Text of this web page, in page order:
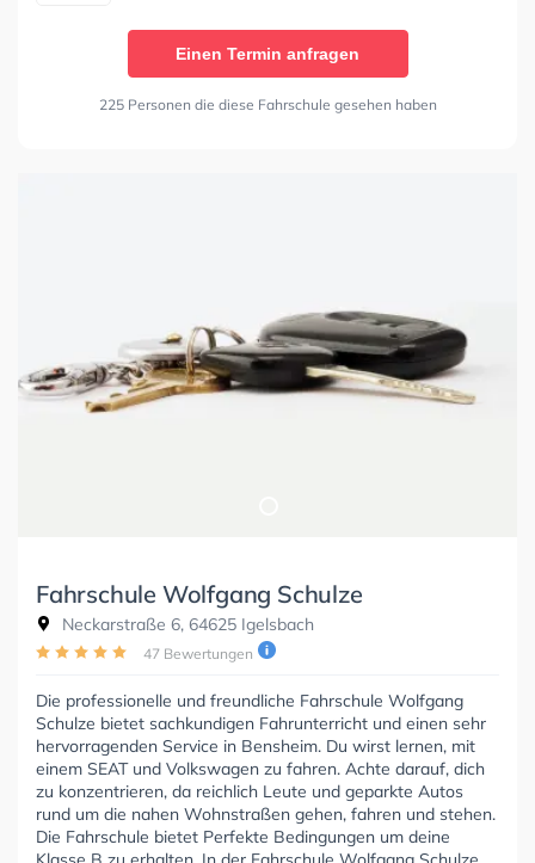
Einen Termin anfragen
225 Personen die diese Fahrschule gesehen haben
Fahrschule Wolfgang Schulze
Neckarstraße 6, 64625 Igelsbach
47 Bewertungen
Die professionelle und freundliche Fahrschule Wolfgang
Schulze bietet sachkundigen Fahrunterricht und einen sehr
hervorragenden Service in Bensheim. Du wirst lernen, mit
einem SEAT und Volkswagen zu fahren. Achte darauf, dich
zu konzentrieren, da reichlich Leute und geparkte Autos
rund um die nahen Wohnstraßen gehen, fahren und stehen.
Die Fahrschule bietet Perfekte Bedingungen um deine